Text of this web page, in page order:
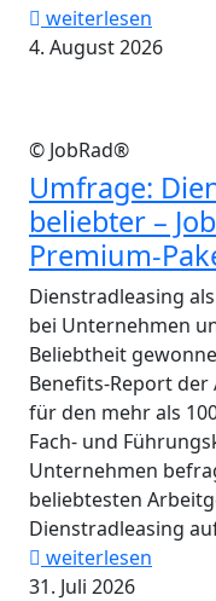
weiterlesen
4. August 2026
© JobRad®
Umfrage:
beliebter –
Premium-
Dienstradleasing
bei Unternehmen
Beliebtheit
Benefits-Report der
für den mehr als
Fach- und
Unternehmen
beliebtesten
Dienstradleasing
weiterlesen
31. Juli 2026